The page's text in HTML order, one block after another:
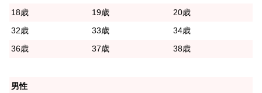
18歳
19歳
20歳
32歳
33歳
34歳
36歳
37歳 38歳
男性